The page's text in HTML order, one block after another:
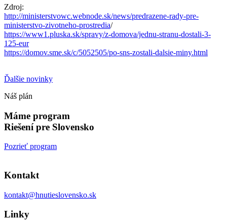
Zdroj:
http://ministerstvowc.webnode.sk/news/predrazene-rady-pre-
ministerstvo-zivotneho-prostredia/
https://www1.pluska.sk/spravy/z-domova/jednu-stranu-dostali-3-
125-eur
https://domov.sme.sk/c/5052505/po-sns-zostali-dalsie-miny.html
Ďalšie novinky
Náš plán
Máme program
Riešení pre Slovensko
Pozrieť program
Kontakt
kontakt@hnutieslovensko.sk
Linky